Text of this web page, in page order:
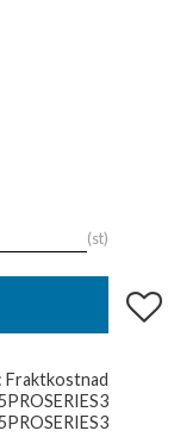
st
Lägg
Fraktkostnad